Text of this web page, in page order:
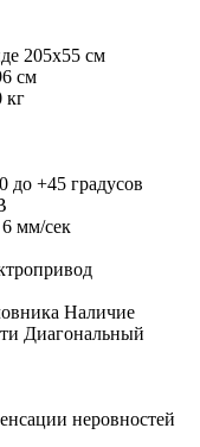
205х55 см
см
кг
до +45 градусов
мм/сек
Наличие
Диагональный
неровностей